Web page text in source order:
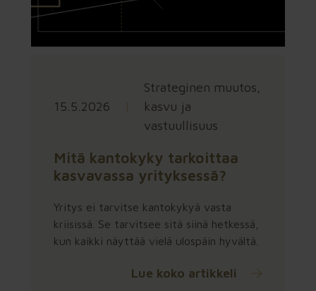
15.5.2026
Strateginen muutos,
kasvu ja
vastuullisuus
Mitä kantokyky tarkoittaa
kasvavassa yrityksessä?
Yritys ei tarvitse kantokykyä vasta
kriisissä. Se tarvitsee sitä siinä hetkessä,
kun kaikki näyttää vielä ulospäin hyvältä.
Lue koko artikkeli